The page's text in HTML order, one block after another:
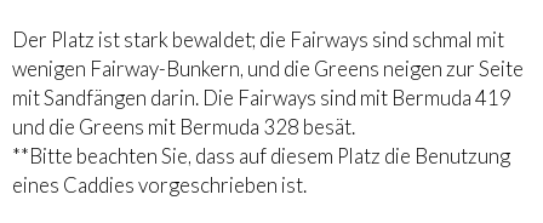
Der Platz ist stark bewaldet; die Fairways sind schmal mit
wenigen Fairway-Bunkern, und die Greens neigen zur Seite
mit Sandfängen darin. Die Fairways sind mit Bermuda 419
und die Greens mit Bermuda 328 besät.
**Bitte beachten Sie, dass auf diesem Platz die Benutzung
eines Caddies vorgeschrieben ist.